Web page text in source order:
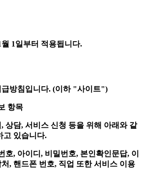
월 1일부터 적용됩니다.
방침입니다. (이하 "사이트")
항목
담, 서비스 신청 등을 위해 아래와 같
고 있습니다.
, 아이디, 비밀번호, 본인확인문답, 이
, 핸드폰 번호, 직업 또한 서비스 이용